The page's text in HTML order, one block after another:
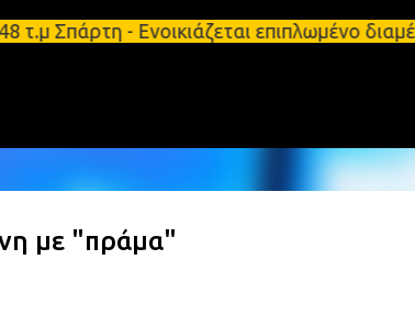
Μετάβαση στο κύριο περιεχόμενο
- Ενοικιάζεται επιπλωμένο
με "πράμα"